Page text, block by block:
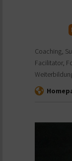
Coaching,
Facilitator,